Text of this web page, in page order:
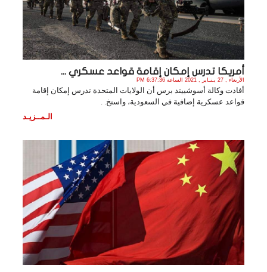
أمريكا تدرس إمكان إقامة قواعد عسكري ...
الأربعاء , 27 يـنـاير , 2021 الساعة 6:37:36 PM
أفادت وكالة أسوشييتد برس أن الولايات المتحدة تدرس إمكان إقامة
قواعد عسكرية إضافية في السعودية، واستخ. .
الـمــزيـد